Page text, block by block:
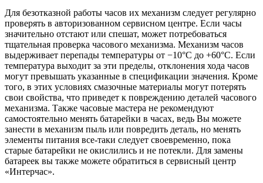
Для безотказной работы часов их механизм следует регулярно
проверять в авторизованном сервисном центре. Если часы
значительно отстают или спешат, может потребоваться
тщательная проверка часового механизма. Механизм часов
выдерживает перепады температуры от −10°C до +60°C. Если
температура выходит за эти пределы, отклонения хода часов
могут превышать указанные в спецификации значения. Кроме
того, в этих условиях смазочные материалы могут потерять
свои свойства, что приведет к повреждению деталей часового
механизма. Также часовые мастера не рекомендуют
самостоятельно менять батарейки в часах, ведь Вы можете
занести в механизм пыль или повредить деталь, но менять
элементы питания все-таки следует своевременно, пока
старые батарейки не окислились и не потекли. Для замены
батареек вы также можете обратиться в сервисный центр
«Интерчас».